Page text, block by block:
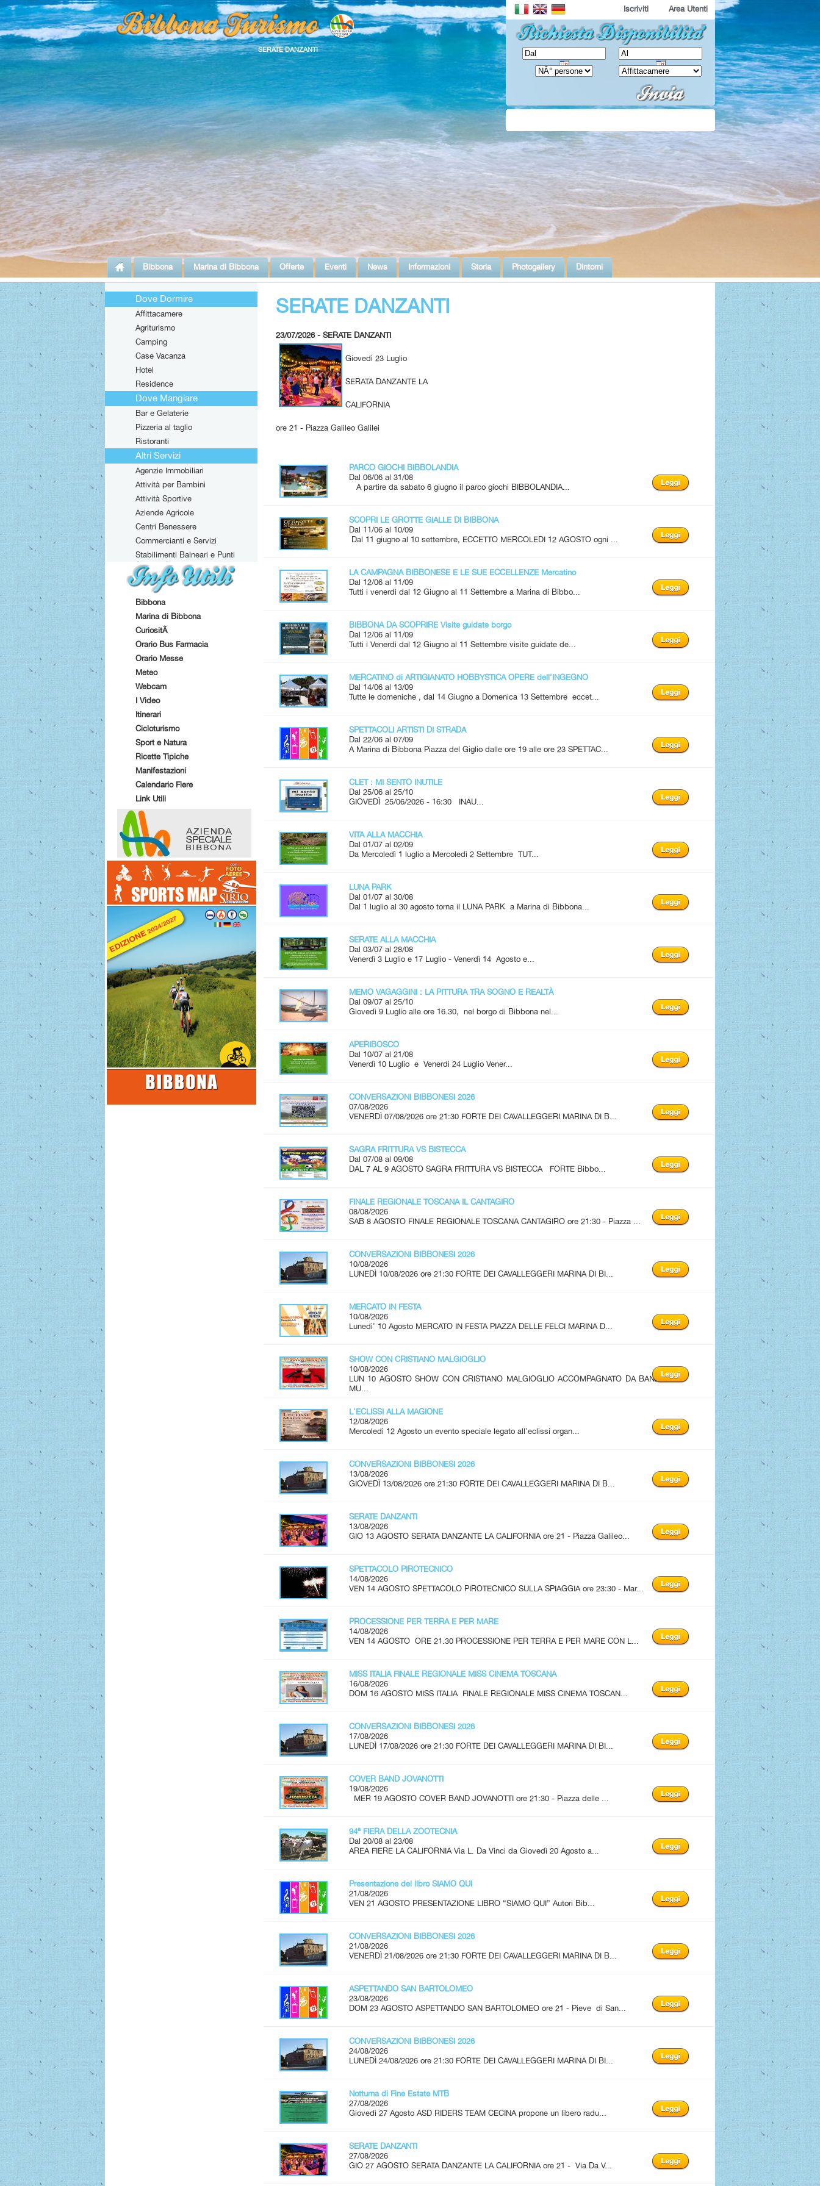
SERATE DANZANTI
Iscriviti Area Utenti
Bibbona Marina di Bibbona Offerte Eventi News Informazioni Storia Photogallery Dintorni
Dove Dormire
Affittacamere
Agriturismo
Camping
Case Vacanza
Hotel
Residence
Dove Mangiare
Bar e Gelaterie
Pizzeria al taglio
Ristoranti
Altri Servizi
Agenzie Immobiliari
Attività per Bambini
Attività Sportive
Aziende Agricole
Centri Benessere
Commercianti e Servizi
Stabilimenti Balneari e Punti
Attrezzati
Bibbona
Marina di Bibbona
CuriositÃ
Orario Bus Farmacia
Orario Messe
Meteo
Webcam
I Video
Itinerari
Cicloturismo
Sport e Natura
Ricette Tipiche
Manifestazioni
Calendario Fiere
Link Utili
SERATE DANZANTI
23/07/2026 - SERATE DANZANTI
Giovedì 23 Luglio
SERATA DANZANTE LA
CALIFORNIA
ore 21 - Piazza Galileo Galilei
PARCO GIOCHI BIBBOLANDIA
Dal 06/06 al 31/08
A partire da sabato 6 giugno il parco giochi BIBBOLANDIA...
SCOPRI LE GROTTE GIALLE DI BIBBONA
Dal 11/06 al 10/09
Dal 11 giugno al 10 settembre, ECCETTO MERCOLEDI 12 AGOSTO ogni ...
LA CAMPAGNA BIBBONESE E LE SUE ECCELLENZE Mercatino
Dal 12/06 al 11/09
Tutti i venerdì dal 12 Giugno al 11 Settembre a Marina di Bibbo...
BIBBONA DA SCOPRIRE Visite guidate borgo
Dal 12/06 al 11/09
Tutti i Venerdì dal 12 Giugno al 11 Settembre visite guidate de...
MERCATINO di ARTIGIANATO HOBBYSTICA OPERE dell'INGEGNO
Dal 14/06 al 13/09
Tutte le domeniche , dal 14 Giugno a Domenica 13 Settembre eccet...
SPETTACOLI ARTISTI DI STRADA
Dal 22/06 al 07/09
A Marina di Bibbona Piazza del Giglio dalle ore 19 alle ore 23 SPETTAC...
CLET : MI SENTO INUTILE
Dal 25/06 al 25/10
GIOVEDÌ 25/06/2026 - 16:30 INAU...
VITA ALLA MACCHIA
Dal 01/07 al 02/09
Da Mercoledì 1 luglio a Mercoledì 2 Settembre TUT...
LUNA PARK
Dal 01/07 al 30/08
Dal 1 luglio al 30 agosto torna il LUNA PARK a Marina di Bibbona...
SERATE ALLA MACCHIA
Dal 03/07 al 28/08
Venerdì 3 Luglio e 17 Luglio - Venerdì 14 Agosto e...
MEMO VAGAGGINI : LA PITTURA TRA SOGNO E REALTÀ
Dal 09/07 al 25/10
Giovedì 9 Luglio alle ore 16.30, nel borgo di Bibbona nel...
APERIBOSCO
Dal 10/07 al 21/08
Venerdì 10 Luglio e Venerdì 24 Luglio Vener...
CONVERSAZIONI BIBBONESI 2026
07/08/2026
VENERDÌ 07/08/2026 ore 21:30 FORTE DEI CAVALLEGGERI MARINA DI B...
SAGRA FRITTURA VS BISTECCA
Dal 07/08 al 09/08
DAL 7 AL 9 AGOSTO SAGRA FRITTURA VS BISTECCA FORTE Bibbo...
FINALE REGIONALE TOSCANA IL CANTAGIRO
08/08/2026
SAB 8 AGOSTO FINALE REGIONALE TOSCANA CANTAGIRO ore 21:30 - Piazza ...
CONVERSAZIONI BIBBONESI 2026
10/08/2026
LUNEDÌ 10/08/2026 ore 21:30 FORTE DEI CAVALLEGGERI MARINA DI BI...
MERCATO IN FESTA
10/08/2026
Lunedì' 10 Agosto MERCATO IN FESTA PIAZZA DELLE FELCI MARINA D...
SHOW CON CRISTIANO MALGIOGLIO
10/08/2026
LUN 10 AGOSTO SHOW CON CRISTIANO MALGIOGLIO ACCOMPAGNATO DA BAND
MU...
L'ECLISSI ALLA MAGIONE
12/08/2026
Mercoledì 12 Agosto un evento speciale legato all'eclissi organ...
CONVERSAZIONI BIBBONESI 2026
13/08/2026
GIOVEDÌ 13/08/2026 ore 21:30 FORTE DEI CAVALLEGGERI MARINA DI B...
SERATE DANZANTI
13/08/2026
GIO 13 AGOSTO SERATA DANZANTE LA CALIFORNIA ore 21 - Piazza Galileo...
SPETTACOLO PIROTECNICO
14/08/2026
VEN 14 AGOSTO SPETTACOLO PIROTECNICO SULLA SPIAGGIA ore 23:30 - Mar...
PROCESSIONE PER TERRA E PER MARE
14/08/2026
VEN 14 AGOSTO ORE 21.30 PROCESSIONE PER TERRA E PER MARE CON L...
MISS ITALIA FINALE REGIONALE MISS CINEMA TOSCANA
16/08/2026
DOM 16 AGOSTO MISS ITALIA FINALE REGIONALE MISS CINEMA TOSCAN...
CONVERSAZIONI BIBBONESI 2026
17/08/2026
LUNEDÌ 17/08/2026 ore 21:30 FORTE DEI CAVALLEGGERI MARINA DI BI...
COVER BAND JOVANOTTI
19/08/2026
MER 19 AGOSTO COVER BAND JOVANOTTI ore 21:30 - Piazza delle ...
94ª FIERA DELLA ZOOTECNIA
Dal 20/08 al 23/08
AREA FIERE LA CALIFORNIA Via L. Da Vinci da Giovedì 20 Agosto a...
Presentazione del libro SIAMO QUI
21/08/2026
VEN 21 AGOSTO PRESENTAZIONE LIBRO “SIAMO QUI” Autori Bib...
CONVERSAZIONI BIBBONESI 2026
21/08/2026
VENERDÌ 21/08/2026 ore 21:30 FORTE DEI CAVALLEGGERI MARINA DI B...
ASPETTANDO SAN BARTOLOMEO
23/08/2026
DOM 23 AGOSTO ASPETTANDO SAN BARTOLOMEO ore 21 - Pieve di San...
CONVERSAZIONI BIBBONESI 2026
24/08/2026
LUNEDÌ 24/08/2026 ore 21:30 FORTE DEI CAVALLEGGERI MARINA DI BI...
Notturna di Fine Estate MTB
27/08/2026
Giovedì 27 Agosto ASD RIDERS TEAM CECINA propone un libero radu...
SERATE DANZANTI
27/08/2026
GIO 27 AGOSTO SERATA DANZANTE LA CALIFORNIA ore 21 - Via Da V...